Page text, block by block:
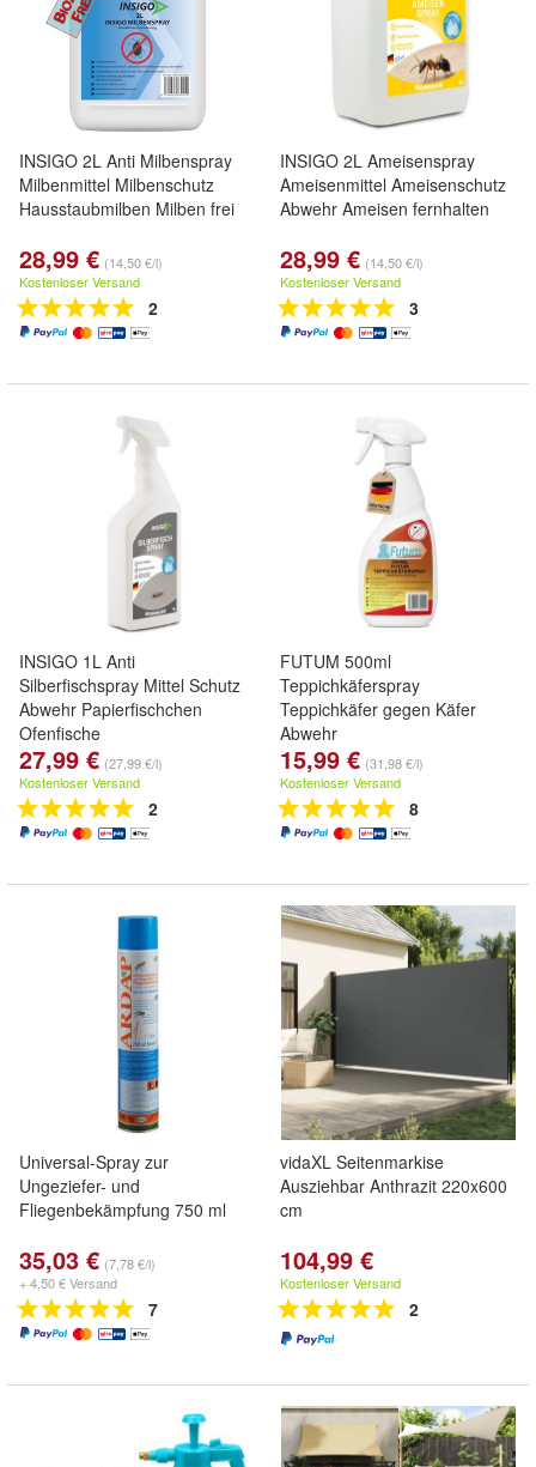
INSIGO 2L Anti Milbenspray
Milbenmittel Milbenschutz
Hausstaubmilben Milben frei
28,99 € (14,50 €/l)
Kostenloser Versand
2
INSIGO 2L Ameisenspray
Ameisenmittel Ameisenschutz
Abwehr Ameisen fernhalten
28,99 € (14,50 €/l)
Kostenloser Versand
3
INSIGO 1L Anti
Silberfischspray Mittel Schutz
Abwehr Papierfischchen
Ofenfische
27,99 € (27,99 €/l)
Kostenloser Versand
2
FUTUM 500ml
Teppichkäferspray
Teppichkäfer gegen Käfer
Abwehr
15,99 € (31,98 €/l)
Kostenloser Versand
8
Universal-Spray zur
Ungeziefer- und
Fliegenbekämpfung 750 ml
35,03 € (7,78 €/l)
+ 4,50 € Versand
7
vidaXL Seitenmarkise
Ausziehbar Anthrazit 220x600
cm
104,99 €
Kostenloser Versand
2